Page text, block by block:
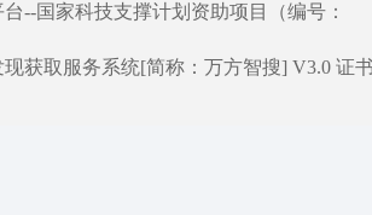
--国家科技支撑计划资助项目（编号：
获取服务系统[简称：万方智搜] V3.0 证